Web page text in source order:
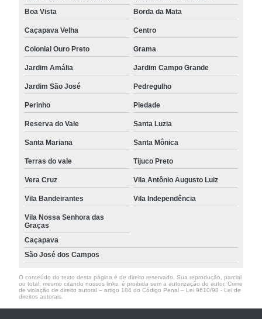
Boa Vista
Borda da Mata
Caçapava Velha Centro
Colonial Ouro Preto Grama
Jardim Amália Jardim Campo Grande
Jardim São José Pedregulho
Perinho Piedade
Reserva do Vale Santa Luzia
Santa Mariana Santa Mônica
Terras do vale Tijuco Preto
Vera Cruz Vila Antônio Augusto Luiz
Vila Bandeirantes Vila Independência
Vila Nossa Senhora das
Graças
Caçapava
São José dos Campos
O conteúdo do texto desta página é de direito reservado. Sua reprodução, parcial
ou total, mesmo citando nossos links, é proibida sem a autorização do autor. Crime
de violação de direito autoral – artigo 184 do Código Penal – Lei 9610/98 - Lei de
direitos autorais